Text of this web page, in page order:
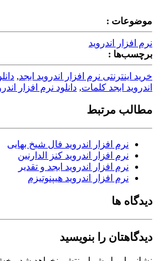
موضوعات :
نرم افزار اندروید
برچسب‌ها :
خرید اینترنتی نرم افزار اندروید ابجد,
اندروید ابجد کلمات, دانلود نرم افزار
مطالب مرتبط
نرم افزار اندروید فال شیخ بهایی
نرم افزار اندروید کنز الدارنین
نرم افزار اندروید ابجد و تقدیر
نرم افزار اندروید هیپنوتیزم
دیدگاه ها
دیدگاهتان را بنویسید